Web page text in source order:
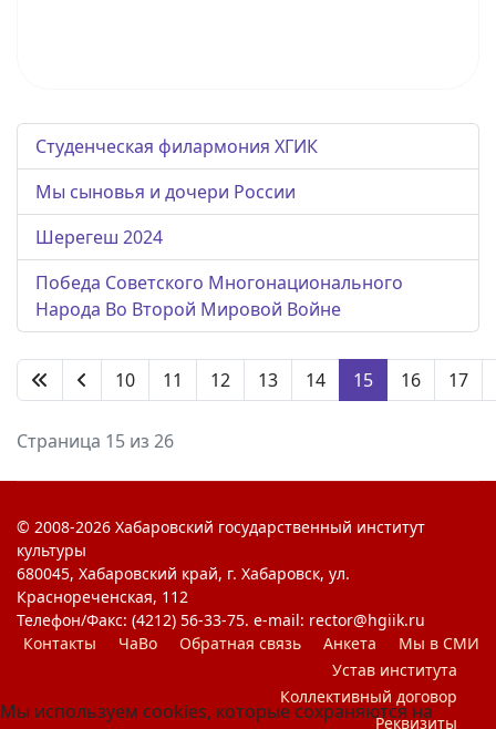
Студенческая филармония ХГИК
Мы сыновья и дочери России
Шерегеш 2024
Победа Советского Многонационального
Народа Во Второй Мировой Войне
10 11 12 13 14 15 16 17
Страница 15 из 26
© 2008-2026 Хабаровский государственный институт
культуры
680045, Хабаровский край, г. Хабаровск, ул.
Краснореченская, 112
Телефон/Факс: (4212) 56-33-75. e-mail: rector@hgiik.ru
Контакты
ЧаВо Обратная связь Анкета
Мы в СМИ
Устав института
Коллективный договор
Реквизиты
Мы используем cookies, которые сохраняются на